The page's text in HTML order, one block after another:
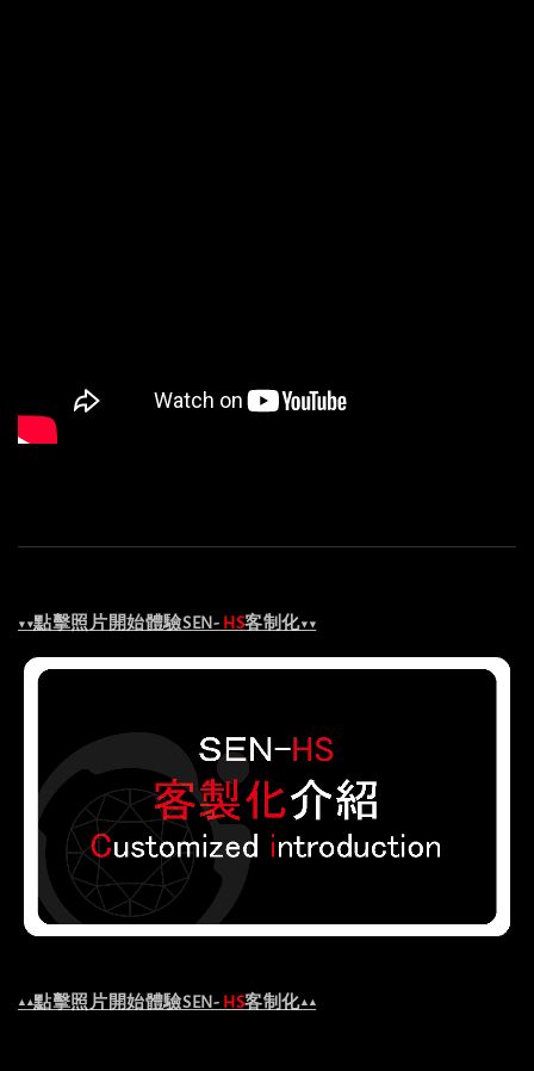
▼▼點擊照片開始體驗SEN- HS客制化▼▼
▲▲點擊照片開始體驗SEN- HS客制化▲▲